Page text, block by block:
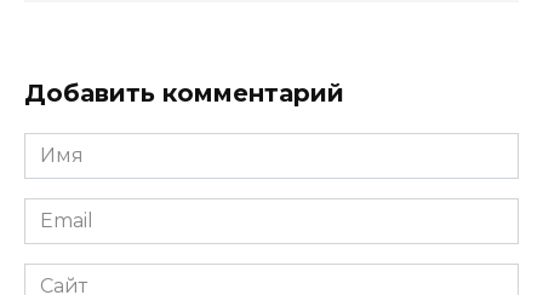
Добавить комментарий
Имя
*
Email
*
Сайт